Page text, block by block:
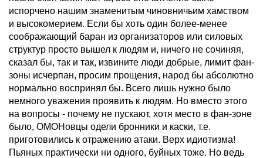
испорчено нашим знаменитым чиновничьим хамством
и высокомерием. Если бы хоть один более-менее
соображающий баран из организаторов или силовых
структур просто вышел к людям и, ничего не сочиняя,
сказал бы, так и так, извините люди добрые, лимит фан-
зоны исчерпан, просим прощения, народ бы абсолютно
нормально воспринял бы. Всего лишь нужно было
немного уважения проявить к людям. Но вместо этого
на вопросы - почему не пускают, хотя место в фан-зоне
было, ОМОНовцы одели бронники и каски, т.е.
приготовились к отражению атаки. Верх идиотизма!
Пьяных практически ни одного, буйных тоже. Но ведь